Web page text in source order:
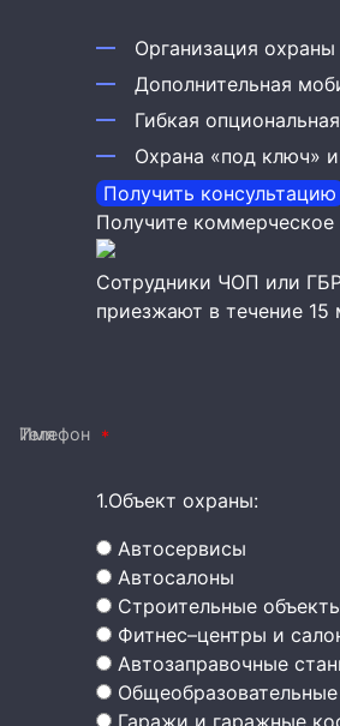
Организация
Дополнительная
Гибкая
Охрана «под ключ»
Получить консультацию
Получите
Сотрудники ЧОП или
приезжают в течение 15
1.Объект охраны:
Автосервисы
Автосалоны
Строительные
Фитнес–центры и
Автозаправочные
Гаражи и гаражные
Имя
Телефон